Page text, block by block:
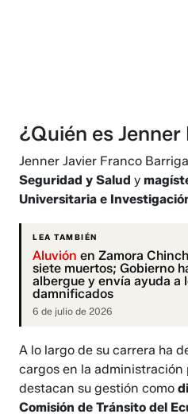
¿Quién es Jenner
Jenner Javier Franco
Seguridad y Salud y
Universitaria e
LEA TAMBIÉN
Aluvión en Zamora
siete muertos; Gobierno
albergue y envía ayuda a
damnificados
6 de julio de 2026
A lo largo de su carrera ha
cargos en la administración
destacan su gestión como
Comisión de Tránsito del